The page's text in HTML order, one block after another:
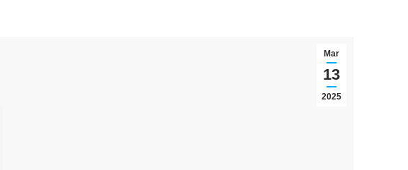
Mar
13
2025